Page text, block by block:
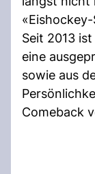
Seit 2013
eine
sowie aus
Comeback